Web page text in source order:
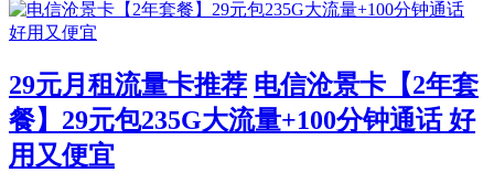
29元月租流量卡推荐 电信沧景卡【2年套
餐】29元包235G大流量+100分钟通话 好
用又便宜